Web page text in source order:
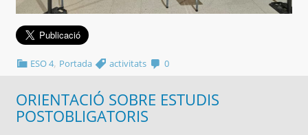
ESO 4, Portada activitats 0
ORIENTACIÓ SOBRE ESTUDIS
POSTOBLIGATORIS